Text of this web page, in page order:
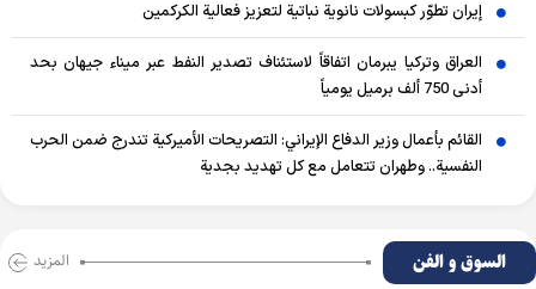
إيران تطوّر كبسولات نانوية نباتية لتعزيز فعالية الكركمين
العراق وتركيا يبرمان اتفاقاً لاستئناف تصدير النفط عبر ميناء جيهان بحد
أدنى 750 ألف برميل يومياً
القائم بأعمال وزير الدفاع الإيراني: التصريحات الأميركية تندرج ضمن الحرب
النفسية.. وطهران تتعامل مع كل تهديد بجدية
السوق و الفن المزید